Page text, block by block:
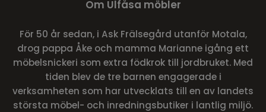
Om Ulfåsa möbler
För 50 år sedan, i Ask Frälsegård utanför Motala,
drog pappa Åke och mamma Marianne igång ett
möbelsnickeri som extra födkrok till jordbruket. Med
tiden blev de tre barnen engagerade i
verksamheten som har utvecklats till en av landets
största möbel- och inredningsbutiker i lantlig miljö.